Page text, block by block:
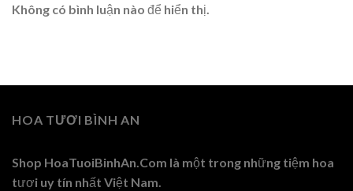
Không có bình luận nào để hiển thị.
HOA TƯƠI BÌNH AN
Shop HoaTuoiBinhAn.Com là một trong những tiệm hoa
tươi uy tín nhất Việt Nam.